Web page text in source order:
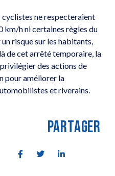
cyclistes ne respecteraient
km/h ni certaines règles du
risque sur les habitants,
de cet arrêté temporaire, la
des actions de
pour améliorer la
et riverains.
PARTAGER